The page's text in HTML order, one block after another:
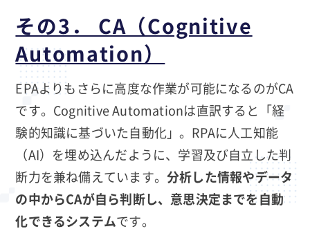
その3． CA（Cognitive
Automation）
EPAよりもさらに高度な作業が可能になるのがCA
です。Cognitive Automationは直訳すると「経
験的知識に基づいた自動化」。RPAに人工知能
（AI）を埋め込んだように、学習及び自立した判
断力を兼ね備えています。 分析した情報やデータ
の中からCAが自ら判断し、意思決定までを自動
化できるシステムです。